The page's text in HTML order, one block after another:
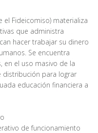
el Fideicomiso) materializa
que administra
hacer trabajar su dinero
Se encuentra
en el uso masivo de la
para lograr
educación financiera a
de funcionamiento